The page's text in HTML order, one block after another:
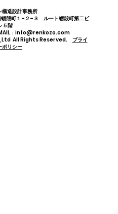
造設計事務所
殻町１-２-３ ルート蛎殻町第二ビ
５階
：info@renkozo.com
All Rights Reserved. プライ
ポリシー